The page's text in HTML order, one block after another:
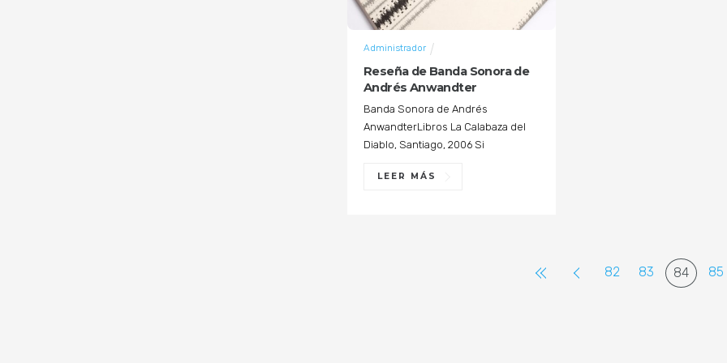
Reseña de Banda Sonora de
Andrés Anwandter
Administrador
Banda Sonora de Andrés
AnwandterLibros La Calabaza del
Diablo, Santiago, 2006 Si
LEER MÁS
82 83 84 85